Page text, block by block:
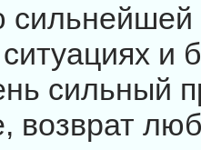
и
сильный
возврат